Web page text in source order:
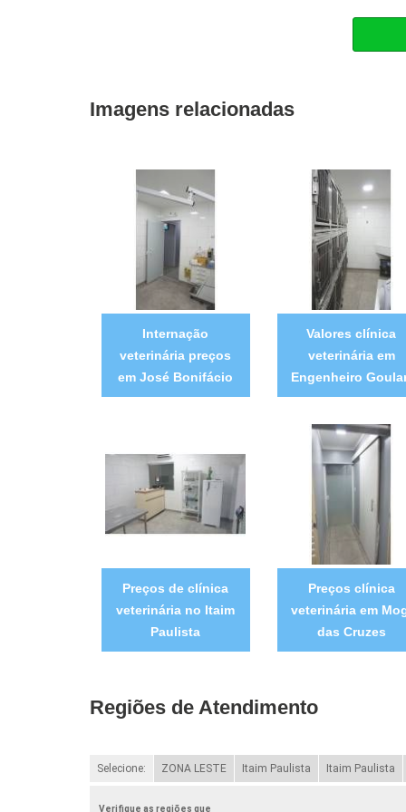
Imagens relacionadas
Internação
veterinária preços
em José Bonifácio
Valores clínica
veterinária em
Engenheiro
Preços de clínica
veterinária no Itaim
Paulista
Preços clínica
veterinária em
das Cruzes
Regiões de Atendimento
Selecione: ZONA LESTE Itaim Paulista Itaim Paulista
Verifique as regiões que